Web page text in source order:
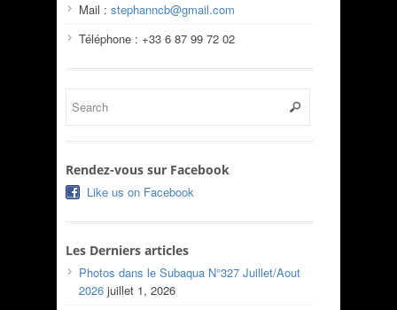
Mail : stephanncb@gmail.com
Téléphone : +33 6 87 99 72 02
Rendez-vous sur Facebook
Like us on Facebook
Les Derniers articles
Photos dans le Subaqua N°327 Juillet/Aout
2026 juillet 1, 2026